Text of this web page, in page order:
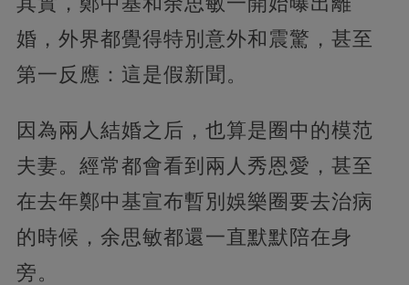
婚，外界都覺得特別意外和震驚，甚至
第一反應：這是假新聞。
因為兩人結婚之后，也算是圈中的模范
夫妻。經常都會看到兩人秀恩愛，甚至
在去年鄭中基宣布暫別娛樂圈要去治病
的時候，余思敏都還一直默默陪在身
旁。